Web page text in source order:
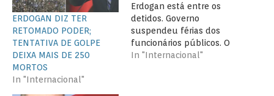
ERDOGAN DIZ TER
RETOMADO PODER;
TENTATIVA DE GOLPE
DEIXA MAIS DE 250
MORTOS
In "Internacional"
Erdogan está entre os
detidos. Governo
suspendeu férias dos
funcionários públicos. O
primeiro-ministro turco,
In "Internacional"